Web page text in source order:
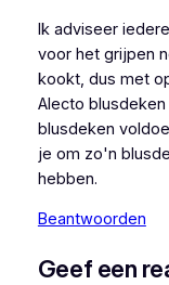
Ik adviseer
voor het grijpen
kookt, dus met
Alecto
blusdeken
je om zo'n
hebben.
Beantwoorden
Geef een